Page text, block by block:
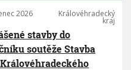
2026 Královéhradecký
kraj
stavby do
soutěže Stavba